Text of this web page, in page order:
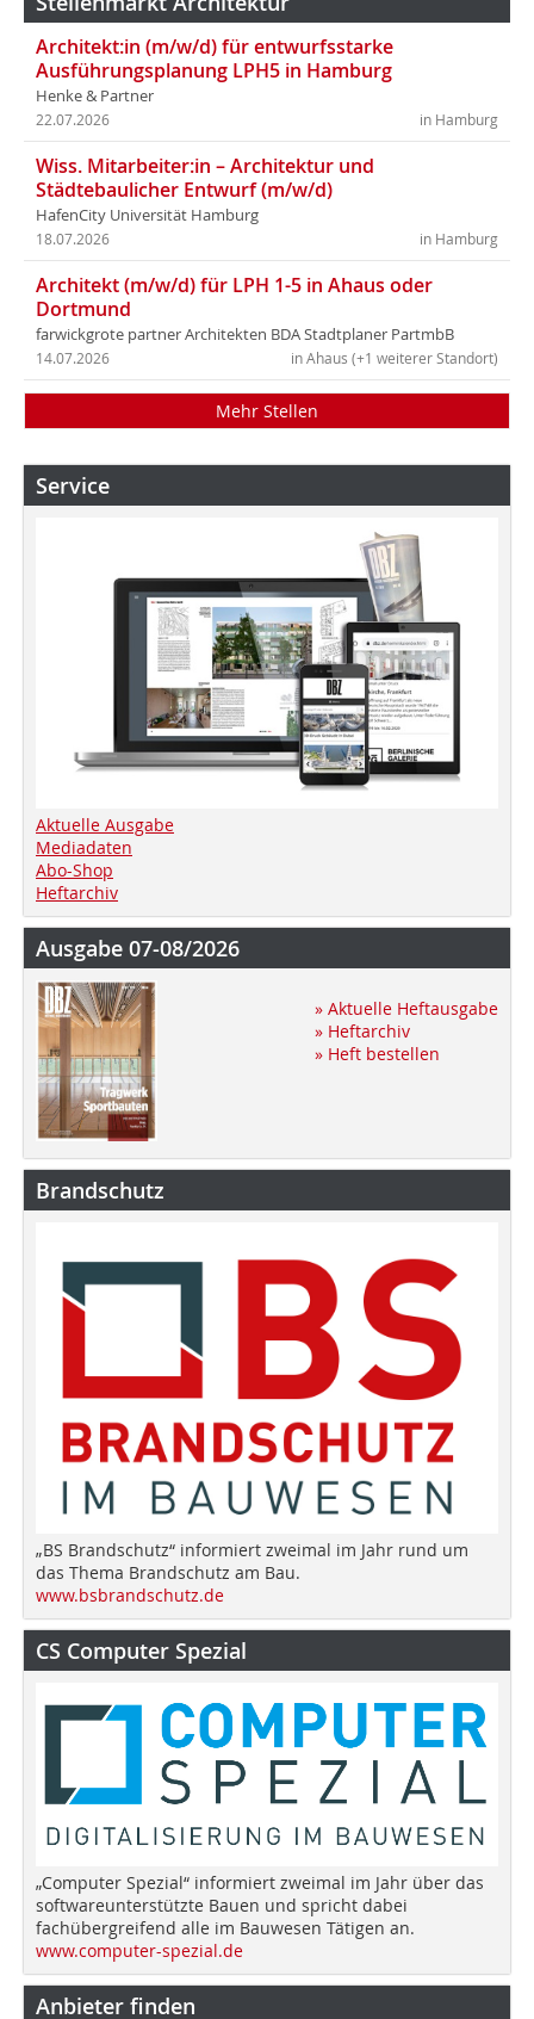
Architekt:in (m/w/d) für entwurfsstarke
Ausführungsplanung LPH5 in Hamburg
Henke & Partner
in Hamburg
22.07.2026
Wiss. Mitarbeiter:in – Architektur und
Städtebaulicher Entwurf (m/w/d)
HafenCity Universität Hamburg
in Hamburg
18.07.2026
Architekt (m/w/d) für LPH 1-5 in Ahaus oder
Dortmund
farwickgrote partner Architekten BDA Stadtplaner PartmbB
in Ahaus (+1 weiterer Standort)
14.07.2026
Mehr Stellen
Service
Aktuelle Ausgabe
Mediadaten
Abo-Shop
Heftarchiv
Ausgabe 07-08/2026
» Aktuelle Heftausgabe
» Heftarchiv
» Heft bestellen
Brandschutz
„BS Brandschutz“ informiert zweimal im Jahr rund um
das Thema Brandschutz am Bau.
www.bsbrandschutz.de
CS Computer Spezial
„Computer Spezial“ informiert zweimal im Jahr über das
softwareunterstützte Bauen und spricht dabei
fachübergreifend alle im Bauwesen Tätigen an.
www.computer-spezial.de
Anbieter finden